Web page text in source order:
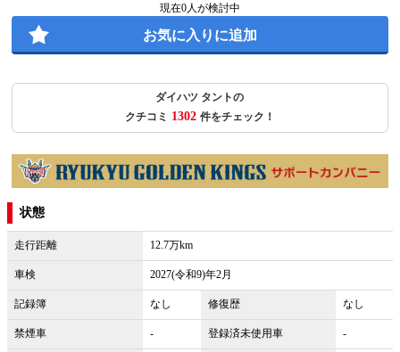
現在0人が検討中
お気に入りに追加
ダイハツ タントの
クチコミ 1302 件をチェック！
状態
走行距離 12.7万km
車検 2027(令和9)年2月
記録簿 なし 修復歴 なし
禁煙車 - 登録済未使用車 -